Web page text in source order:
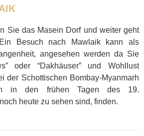
Sie das Masein Dorf und weiter geht
Besuch nach Mawlaik kann als
angesehen werden da Sie
oder “Dakhäuser” und Wohllust
der Schottischen Bombay-Myanmarh
in den frühen Tagen des 19.
heute zu sehen sind, finden.